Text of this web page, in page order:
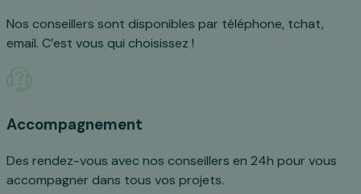
Nos conseillers sont disponibles par téléphone, tchat,
email. C’est vous qui choisissez !
Accompagnement
Des rendez-vous avec nos conseillers en 24h pour vous
accompagner dans tous vos projets.